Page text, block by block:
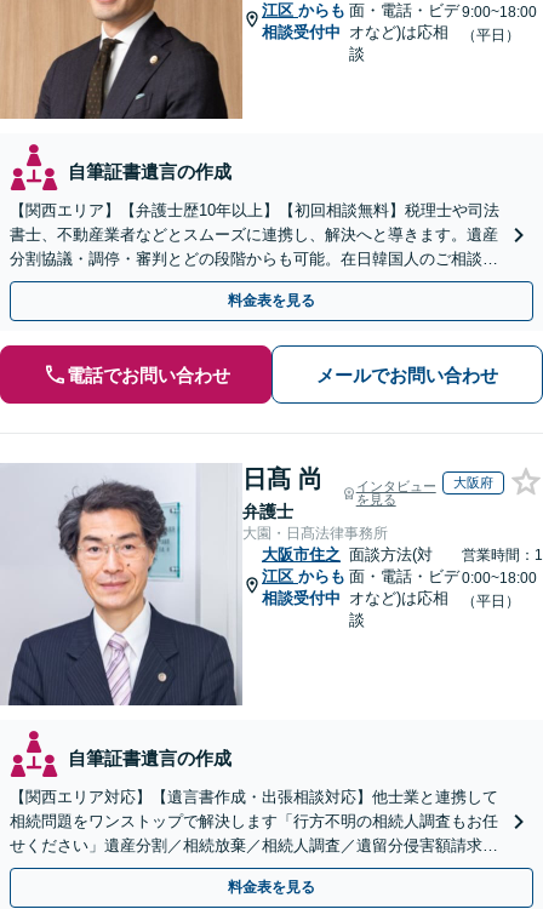
江区 からも
相談受付中
面・電話・ビデ
オなど)は応相
談
9:00~18:00
（平日）
自筆証書遺言の作成
【関西エリア】【弁護士歴10年以上】【初回相談無料】税理士や司法
書士、不動産業者などとスムーズに連携し、解決へと導きます。遺産
分割協議・調停・審判とどの段階からも可能。在日韓国人のご相談も
対応しております【休日・夜間相談可】
料金表を見る
電話でお問い合わせ メールでお問い合わせ
日髙 尚
弁護士
インタビュー
を見る
大阪府
大園・日髙法律事務所
大阪市住之
江区 からも
相談受付中
面談方法(対
面・電話・ビデ
オなど)は応相
談
営業時間：1
0:00~18:00
（平日）
自筆証書遺言の作成
【関西エリア対応】【遺言書作成・出張相談対応】他士業と連携して
相続問題をワンストップで解決します「行方不明の相続人調査もお任
せください」遺産分割／相続放棄／相続人調査／遺留分侵害額請求／
登記など【休日・夜間面談可】【分割払い対応】
料金表を見る